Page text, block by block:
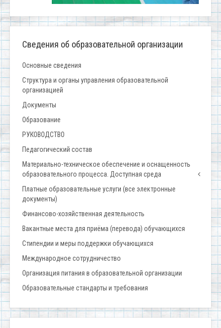
Сведения об образовательной организации
Основные сведения
Структура и органы управления образовательной
организацией
Документы
Образование
РУКОВОДСТВО
Педагогический состав
Материально-техническое обеспечение и оснащенность
образовательного процесса. Доступная среда
Платные образовательные услуги (все электронные
документы)
Финансово-хозяйственная деятельность
Вакантные места для приёма (перевода) обучающихся
Стипендии и меры поддержки обучающихся
Международное сотрудничество
Организация питания в образовательной организации
Образовательные стандарты и требования